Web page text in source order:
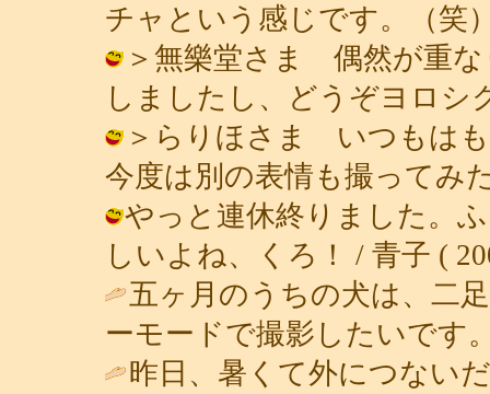
チャという感じです。（笑
＞無樂堂さま 偶然が重な
しましたし、どうぞヨロシ
＞らりほさま いつもは
今度は別の表情も撮ってみ
やっと連休終りました。
しいよね、くろ！ / 青子 (
五ヶ月のうちの犬は、二
ーモードで撮影したいです
昨日、暑くて外につない